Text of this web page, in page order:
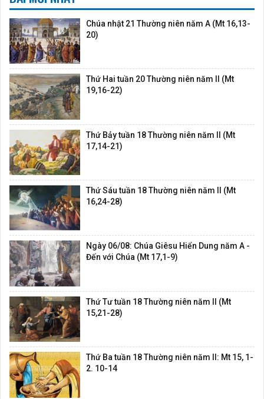
Chúa nhật 21 Thường niên năm A (Mt 16,13-
20)
Thứ Hai tuần 20 Thường niên năm II (Mt
19,16-22)
Thứ Bảy tuần 18 Thường niên năm II (Mt
17,14-21)
Thứ Sáu tuần 18 Thường niên năm II (Mt
16,24-28)
Ngày 06/08: Chúa Giêsu Hiển Dung năm A -
Đến với Chúa (Mt 17,1-9)
Thứ Tư tuần 18 Thường niên năm II (Mt
15,21-28)
Thứ Ba tuần 18 Thường niên năm II: Mt 15, 1-
2. 10-14